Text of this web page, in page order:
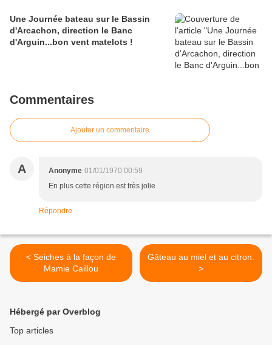
Une Journée bateau sur le Bassin
d'Arcachon, direction le Banc
d'Arguin...bon vent matelots !
Commentaires
Ajouter un commentaire
A Anonyme 01/01/1970 00:59
En plus cette région est très jolie
Répondre
< Seiches à la façon de
Mamie Caillou
Gâteau au miel et au citron.
>
Hébergé par Overblog
Top articles